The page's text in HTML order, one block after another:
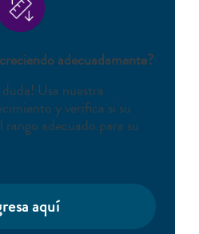
adecuadamente?
Usa nuestra
y verifica si su
adecuado para su
aquí